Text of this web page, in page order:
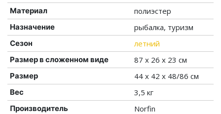
Материал полиэстер
Назначение рыбалка, туризм
Сезон летний
Размер в сложенном виде 87 x 26 x 23 см
Размер 44 x 42 x 48/86 см
Вес 3,5 кг
Производитель Norfin